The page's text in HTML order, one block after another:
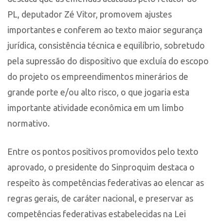
PL, deputador Zé Vitor, promovem ajustes
importantes e conferem ao texto maior segurança
jurídica, consistência técnica e equilíbrio, sobretudo
pela supressão do dispositivo que excluía do escopo
do projeto os empreendimentos minerários de
grande porte e/ou alto risco, o que jogaria esta
importante atividade econômica em um limbo
normativo.
Entre os pontos positivos promovidos pelo texto
aprovado, o presidente do Sinproquim destaca o
respeito às competências federativas ao elencar as
regras gerais, de caráter nacional, e preservar as
competências federativas estabelecidas na Lei